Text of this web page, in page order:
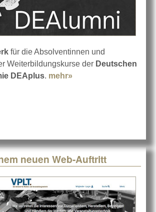
für die Absolventinnen und
Weiterbildungskurse der Deutschen
DEAplus. mehr»
neuen Web-Auftritt